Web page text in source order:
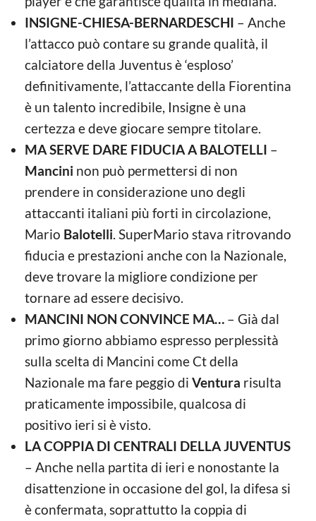
INSIGNE-CHIESA-BERNARDESCHI – Anche
l’attacco può contare su grande qualità, il
calciatore della Juventus è ‘esploso’
definitivamente, l’attaccante della Fiorentina
è un talento incredibile, Insigne è una
certezza e deve giocare sempre titolare.
MA SERVE DARE FIDUCIA A BALOTELLI –
Mancini non può permettersi di non
prendere in considerazione uno degli
attaccanti italiani più forti in circolazione,
Mario Balotelli. SuperMario stava ritrovando
fiducia e prestazioni anche con la Nazionale,
deve trovare la migliore condizione per
tornare ad essere decisivo.
MANCINI NON CONVINCE MA… – Già dal
primo giorno abbiamo espresso perplessità
sulla scelta di Mancini come Ct della
Nazionale ma fare peggio di Ventura risulta
praticamente impossibile, qualcosa di
positivo ieri si è visto.
LA COPPIA DI CENTRALI DELLA JUVENTUS
– Anche nella partita di ieri e nonostante la
disattenzione in occasione del gol, la difesa si
è confermata, soprattutto la coppia di